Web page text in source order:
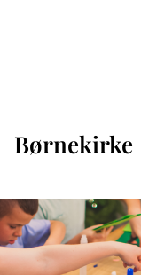
Børnekirke